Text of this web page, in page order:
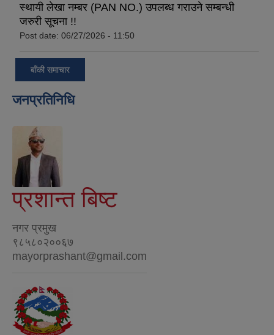
स्थायी लेखा नम्बर (PAN NO.) उपलब्ध गराउने सम्बन्धी
जरुरी सूचना !!
Post date: 06/27/2026 - 11:50
बाँकी समाचार
जनप्रतिनिधि
प्रशान्त बिष्ट
नगर प्रमुख
९८५८०२००६७
mayorprashant@gmail.com